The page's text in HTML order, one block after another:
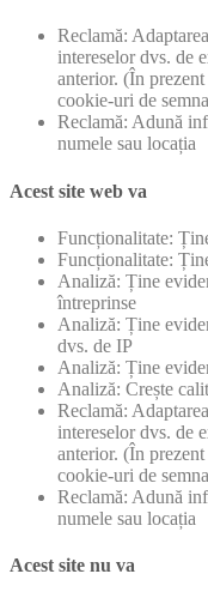
Reclamă:
intereselor dvs. de
anterior. (În
cookie-uri de
Reclamă: Adună
numele sau locația
Acest site web va
Funcționalitate:
Funcționalitate:
Analiză: Ține
întreprinse
Analiză: Ține
dvs. de IP
Analiză: Ține
Analiză: Crește
Reclamă:
intereselor dvs. de
anterior. (În
cookie-uri de
Reclamă: Adună
numele sau locația
Acest site nu va